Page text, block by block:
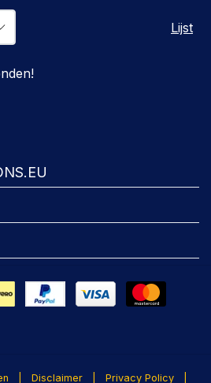
Lijst
Disclaimer Privacy Policy